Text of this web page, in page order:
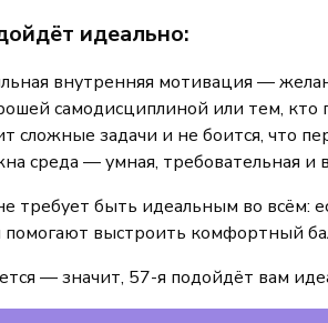
идеально:
внутренняя мотивация —
самодисциплиной или тем, кто
сложные задачи и не боится, что
среда — умная, требовательная и
требует быть идеальным во всём:
выстроить комфортный
— значит, 57-я подойдёт вам